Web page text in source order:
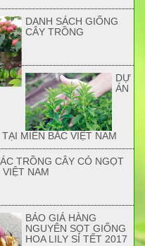
DANH SÁCH GIỐNG
CÂY TRỒNG
DỰ
ÁN
MIỀN BẮC VIỆT NAM
TRỒNG CÂY CỎ NGỌT
NAM
BÁO GIÁ HÀNG
NGUYÊN SỌT GIỐNG
HOA LILY SỈ TẾT 2017